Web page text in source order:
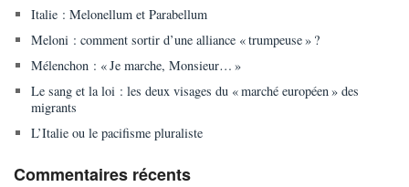
Italie : Melonellum et Parabellum
Meloni : comment sortir d’une alliance « trumpeuse » ?
Mélenchon : « Je marche, Monsieur… »
Le sang et la loi : les deux visages du « marché européen » des
migrants
L’Italie ou le pacifisme pluraliste
Commentaires récents